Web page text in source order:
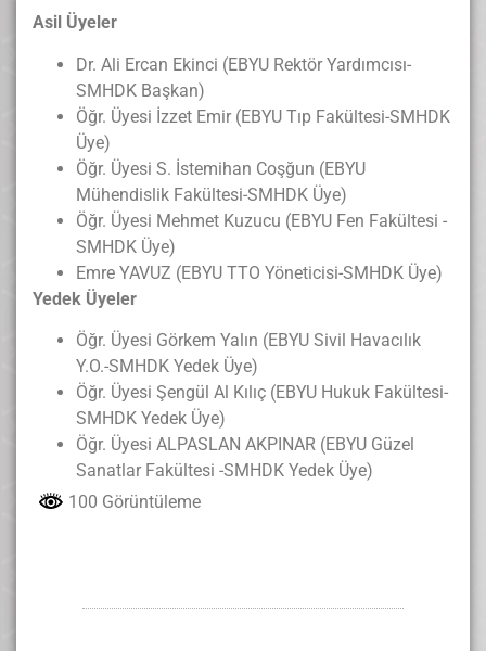
Asil Üyeler
Dr. Ali Ercan Ekinci (EBYU Rektör Yardımcısı-
SMHDK Başkan)
Öğr. Üyesi İzzet Emir (EBYU Tıp Fakültesi-SMHDK
Üye)
Öğr. Üyesi S. İstemihan Coşğun (EBYU
Mühendislik Fakültesi-SMHDK Üye)
Öğr. Üyesi Mehmet Kuzucu (EBYU Fen Fakültesi -
SMHDK Üye)
Emre YAVUZ (EBYU TTO Yöneticisi-SMHDK Üye)
Yedek Üyeler
Öğr. Üyesi Görkem Yalın (EBYU Sivil Havacılık
Y.O.-SMHDK Yedek Üye)
Öğr. Üyesi Şengül Al Kılıç (EBYU Hukuk Fakültesi-
SMHDK Yedek Üye)
Öğr. Üyesi ALPASLAN AKPINAR (EBYU Güzel
Sanatlar Fakültesi -SMHDK Yedek Üye)
100 Görüntüleme